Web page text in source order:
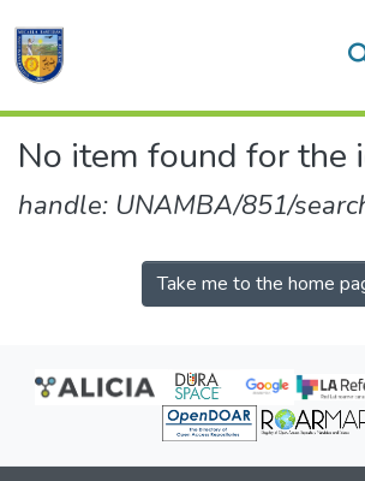
Communities & Collections
No item found for the
handle: UNAMBA/851/
Take me to the home